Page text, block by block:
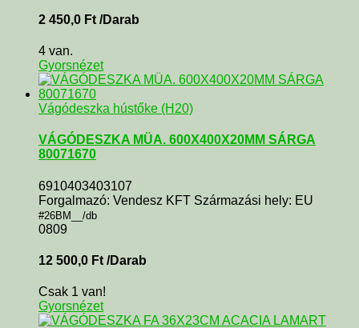
2 450,0 Ft /Darab
4 van.
Gyorsnézet
Vágódeszka hústőke (H20)
VÁGÓDESZKA MÜA. 600X400X20MM SÁRGA
80071670
6910403403107
Forgalmazó: Vendesz KFT Származási hely: EU
#26BM__/db
0809
12 500,0 Ft /Darab
Csak 1 van!
Gyorsnézet